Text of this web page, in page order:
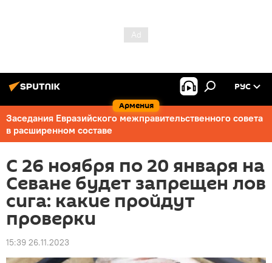
Армения
РУС
Заседания Евразийского межправительственного совета
в расширенном составе
С 26 ноября по 20 января на
Севане будет запрещен лов
сига: какие пройдут
проверки
15:39 26.11.2023